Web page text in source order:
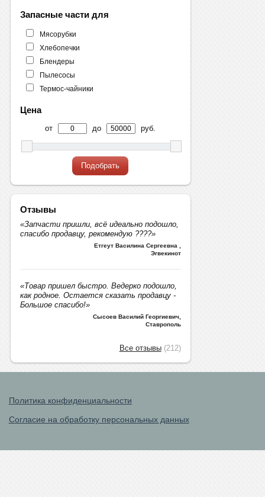
Запасные части для
Мясорубки
Хлебопечки
Блендеры
Пылесосы
Термос-чайники
Цена
от до руб.
Подобрать
Отзывы
«Запчасти пришли, всё идеально подошло,
спасибо продавцу, рекомендую ????»
Етгеут Василина Сергеевна
Эгвекинот
«Товар пришел быстро. Ведерко подошло,
как родное. Остается сказать продавцу -
Большое спасибо!»
Сысоев Василий Георгиевич,
Ставрополь
Все отзывы(212)
Политика конфиденциальности
Согласие на обработку персональных данных